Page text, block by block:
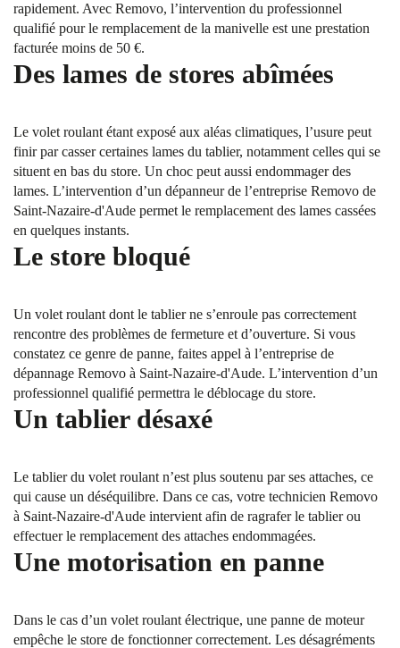
rapidement. Avec Removo, l’intervention du professionnel
qualifié pour le remplacement de la manivelle est une prestation
facturée moins de 50 €.
Des lames de stores abîmées
Le volet roulant étant exposé aux aléas climatiques, l’usure peut
finir par casser certaines lames du tablier, notamment celles qui se
situent en bas du store. Un choc peut aussi endommager des
lames. L’intervention d’un dépanneur de l’entreprise Removo de
Saint-Nazaire-d'Aude permet le remplacement des lames cassées
en quelques instants.
Le store bloqué
Un volet roulant dont le tablier ne s’enroule pas correctement
rencontre des problèmes de fermeture et d’ouverture. Si vous
constatez ce genre de panne, faites appel à l’entreprise de
dépannage Removo à Saint-Nazaire-d'Aude. L’intervention d’un
professionnel qualifié permettra le déblocage du store.
Un tablier désaxé
Le tablier du volet roulant n’est plus soutenu par ses attaches, ce
qui cause un déséquilibre. Dans ce cas, votre technicien Removo
à Saint-Nazaire-d'Aude intervient afin de ragrafer le tablier ou
effectuer le remplacement des attaches endommagées.
Une motorisation en panne
Dans le cas d’un volet roulant électrique, une panne de moteur
empêche le store de fonctionner correctement. Les désagréments